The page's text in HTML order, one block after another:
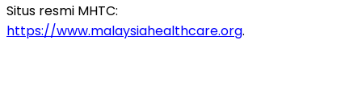
Situs resmi MHTC:
https://www.malaysiahealthcare.org.